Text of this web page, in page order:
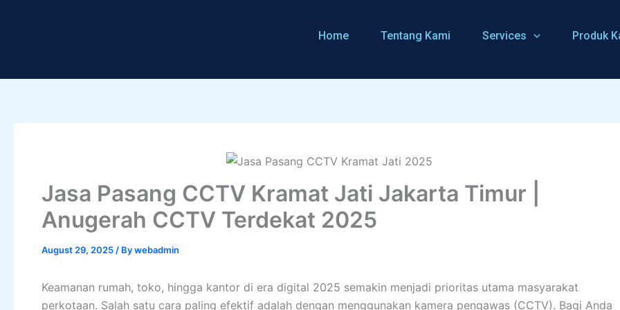
Home Tentang Kami Services Produk
Jasa Pasang CCTV Kramat Jati Jakarta Timur |
Anugerah CCTV Terdekat 2025
August 29, 2025 / Bywebadmin
Keamanan rumah, toko, hingga kantor di era digital 2025 semakin menjadi prioritas utama masyarakat
perkotaan. Salah satu cara paling efektif adalah dengan menggunakan kamera pengawas (CCTV). Bagi Anda